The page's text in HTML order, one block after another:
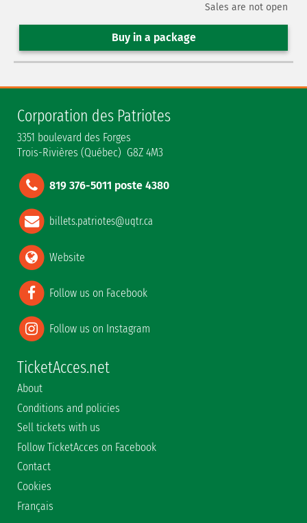
Sales are not open
Buy in a package
Corporation des Patriotes
3351 boulevard des Forges
Trois-Rivières (Québec) G8Z 4M3
819 376-5011 poste 4380
billets.patriotes@uqtr.ca
Website
Follow us on Facebook
Follow us on Instagram
TicketAcces.net
About
Conditions and policies
Sell tickets with us
Follow TicketAcces on Facebook
Contact
Cookies
Français